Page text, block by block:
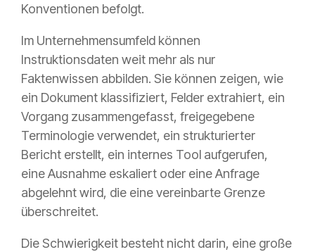
Konventionen befolgt.
Im Unternehmensumfeld können
Instruktionsdaten weit mehr als nur
Faktenwissen abbilden. Sie können zeigen, wie
ein Dokument klassifiziert, Felder extrahiert, ein
Vorgang zusammengefasst, freigegebene
Terminologie verwendet, ein strukturierter
Bericht erstellt, ein internes Tool aufgerufen,
eine Ausnahme eskaliert oder eine Anfrage
abgelehnt wird, die eine vereinbarte Grenze
überschreitet.
Die Schwierigkeit besteht nicht darin, eine große